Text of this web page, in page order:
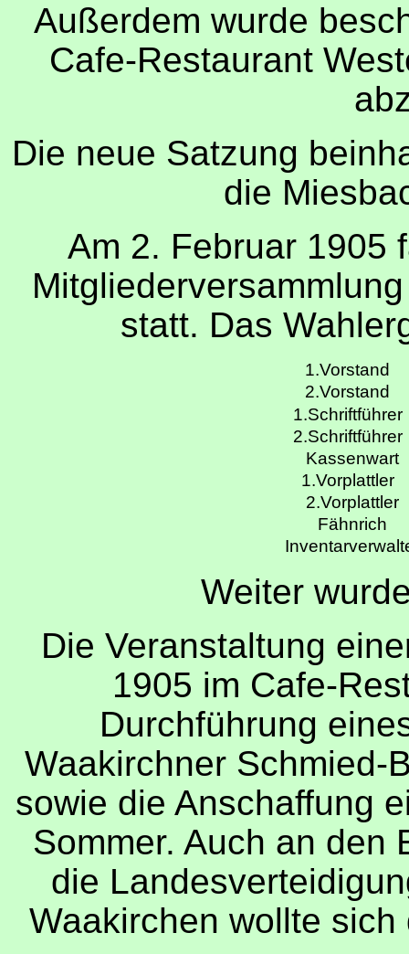
Außerdem wurde
Cafe-Restaurant
Die neue Satzung
die
Am 2. Februar 1905
statt. Das
1.Vorstand
2.Vorstand
Kassenwart
1.Vorplattler
2.Vorplattler
Fähnrich
Weiter
Die Veranstaltung
1905 im Cafe-
Durchführung
Waakirchner Schmied-
sowie die Anschaffung
Sommer. Auch an den
die
Waakirchen wollte